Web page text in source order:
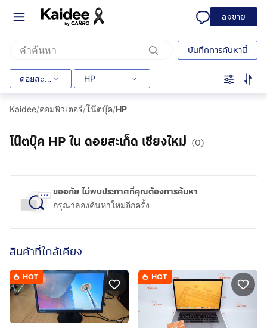
ลงขาย
บันทึกการค้นหานี้
ดอยสะเก็ด HP
Kaidee/คอมพิวเตอร์/โน๊ตบุ๊ค/HP
โน๊ตบุ๊ค HP ใน ดอยสะเก็ด เชียงใหม่ (0)
ขออภัย ไม่พบประกาศที่คุณต้องการค้นหา
กรุณาลองค้นหาใหม่อีกครั้ง
สินค้าที่ใกล้เคียง
HOT HOT